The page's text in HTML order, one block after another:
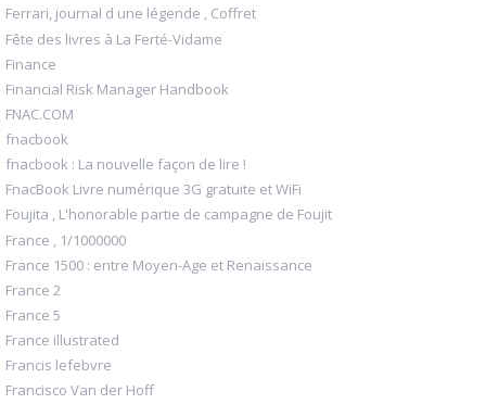
Ferrari, journal d une légende , Coffret
Fête des livres à La Ferté-Vidame
Finance
Financial Risk Manager Handbook
FNAC.COM
fnacbook
fnacbook : La nouvelle façon de lire !
FnacBook Livre numérique 3G gratuite et WiFi
Foujita , L'honorable partie de campagne de Foujit
France , 1/1000000
France 1500 : entre Moyen-Age et Renaissance
France 2
France 5
France illustrated
Francis lefebvre
Francisco Van der Hoff